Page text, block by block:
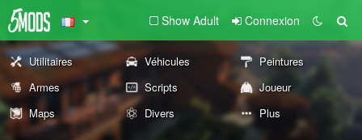
Show Adult Connexion
Utilitaires Véhicules
Peintures
Armes
Scripts
Joueur
Maps
Divers Plus